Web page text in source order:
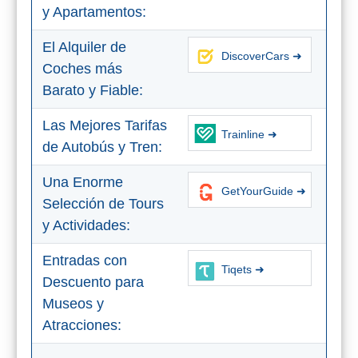
Reserva de
Maro
Ardales
Álora
Destinos
QUÉ
Museos
y Apartamentos:
El Alquiler de
Coches más
Barato y Fiable:
DiscoverCars ➜
Las Mejores Tarifas
de Autobús y Tren:
Trainline ➜
Una Enorme
Selección de Tours
y Actividades:
GetYourGuide ➜
Entradas con
Descuento para
Museos y
Atracciones:
Tiqets ➜